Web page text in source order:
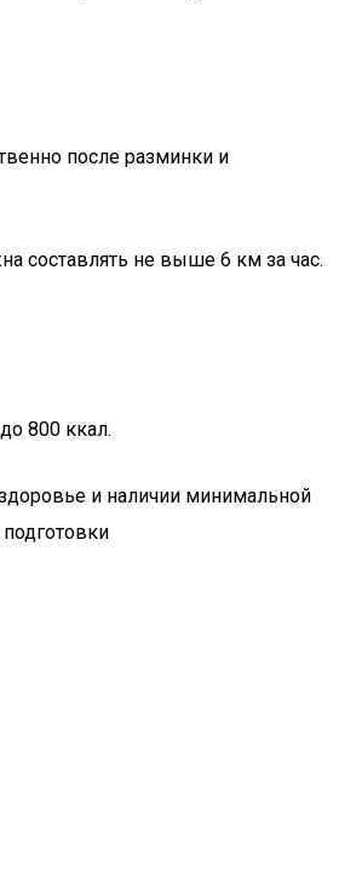
после разминки и
составлять не выше 6 км за час.
800 ккал.
и наличии минимальной